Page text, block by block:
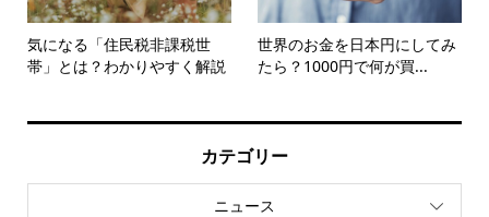
気になる「住民税非課税世
帯」とは？わかりやすく解説
世界のお金を日本円にしてみ
たら？1000円で何が買...
カテゴリー
ニュース